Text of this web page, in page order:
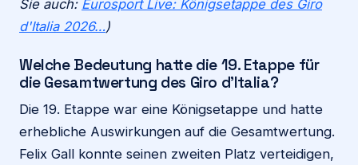
Sie auch: Eurosport Live: Königsetappe des Giro
d'Italia 2026…)
Welche Bedeutung hatte die 19. Etappe für
die Gesamtwertung des Giro d’Italia?
Die 19. Etappe war eine Königsetappe und hatte
erhebliche Auswirkungen auf die Gesamtwertung.
Felix Gall konnte seinen zweiten Platz verteidigen,